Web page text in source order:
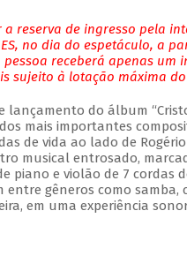
a reserva de ingresso pela
no dia do espetáculo, a
receberá apenas
sujeito à lotação máxima
do álbum
dos mais importantes
de vida ao lado de
musical entrosado,
piano e violão de 7 cordas
gêneros como samba,
em uma experiência